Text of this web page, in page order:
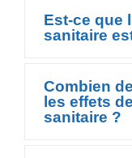
Est-ce que
sanitaire
Combien
les effets
sanitaire ?